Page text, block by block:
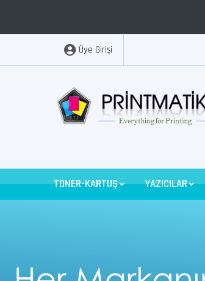
Üye Girişi
TONER-KARTUŞ YAZICILAR